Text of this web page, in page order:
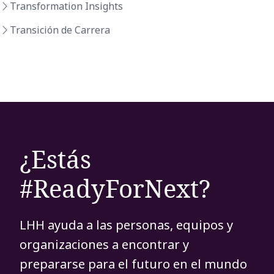
Transformation Insights
Transición de Carrera
¿Estás
#ReadyForNext?
LHH ayuda a las personas, equipos y
organizaciones a encontrar y
prepararse para el futuro en el mundo